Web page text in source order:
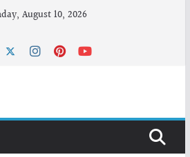
August 10, 2026